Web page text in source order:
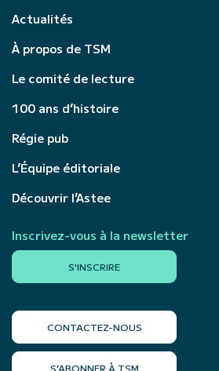
Actualités
À propos de TSM
Le comité de lecture
100 ans d’histoire
Régie pub
L’Équipe éditoriale
Découvrir l’Astee
Inscrivez-vous à la newsletter
S'INSCRIRE
CONTACTEZ-NOUS
S’ABONNER À TSM